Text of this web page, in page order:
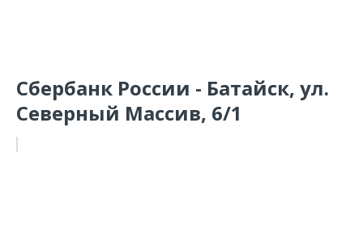
Сбербанк России - Батайск, ул.
Северный Массив, 6/1